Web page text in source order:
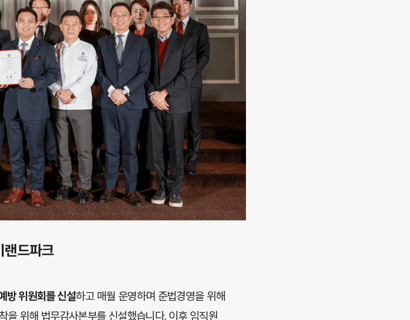
랜드파크
방 위원회를 신설하고 매월 운영하며 준법경영을 위해
위해 법무감사본부를 신설했습니다. 이후 임직원